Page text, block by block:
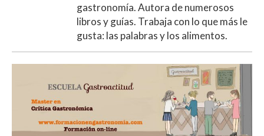
gastronomía. Autora de numerosos
libros y guías. Trabaja con lo que más le
gusta: las palabras y los alimentos.